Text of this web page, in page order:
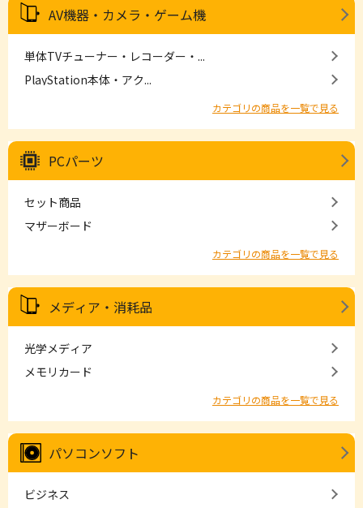
AV機器・カメラ・ゲーム機
単体TVチューナー・レコーダー・...
PlayStation本体・アク...
カテゴリの商品を一覧で見る
PCパーツ
セット商品
マザーボード
カテゴリの商品を一覧で見る
メディア・消耗品
光学メディア
メモリカード
カテゴリの商品を一覧で見る
パソコンソフト
ビジネス